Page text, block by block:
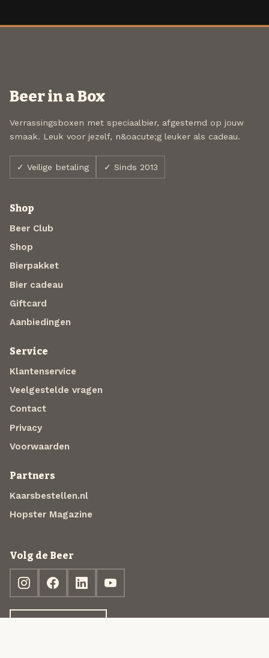
Beer in a Box
Verrassingsboxen met speciaalbier, afgestemd op jouw
smaak. Leuk voor jezelf, n&oacute;g leuker als cadeau.
✓ Veilige betaling ✓ Sinds 2013
Shop
Beer Club
Shop
Bierpakket
Bier cadeau
Giftcard
Aanbiedingen
Service
Klantenservice
Veelgestelde vragen
Contact
Privacy
Voorwaarden
Partners
Kaarsbestellen.nl
Hopster Magazine
Volg de Beer